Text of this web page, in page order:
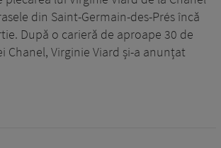
din Saint-Germain-des-Prés încă
După o carieră de aproape 30 de
Chanel, Virginie Viard și-a anunțat